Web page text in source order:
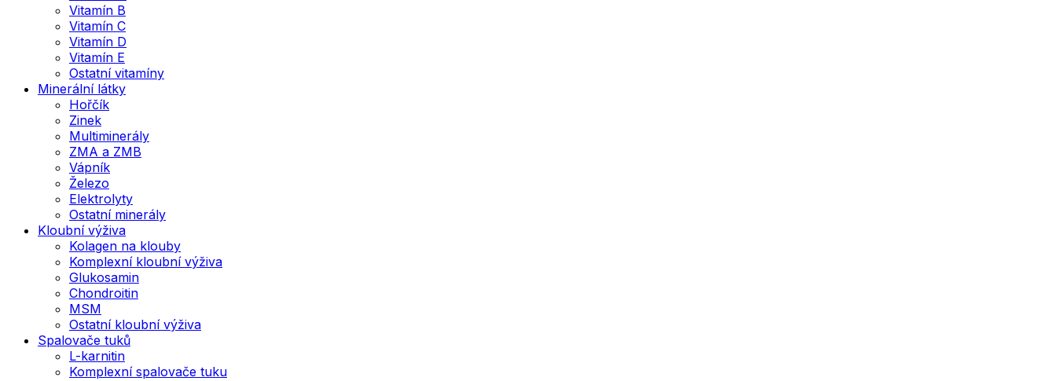
Vitamín B
Vitamín C
Vitamín D
Vitamín E
Ostatní vitamíny
Minerální látky
Hořčík
Zinek
Multiminerály
ZMA a ZMB
Vápník
Železo
Elektrolyty
Ostatní minerály
Kloubní výživa
Kolagen na klouby
Komplexní kloubní výživa
Glukosamin
Chondroitin
MSM
Ostatní kloubní výživa
Spalovače tuků
L-karnitin
Komplexní spalovače tuku